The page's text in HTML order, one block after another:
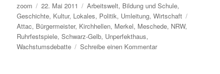
Autor
zoom
Veröffentlicht
am
22. Mai 2011 Kategorien
Arbeitswelt, Bildung und Schule,
Geschichte, Kultur, Lokales, Politik, Umleitung,Wirtschaft
Attac, Bürgermeister, Kirchhellen, Merkel, Meschede, NRW,
Ruhrfestspiele,Schwarz-Gelb, Unperfekthaus,
Wachstumsdebatte
Schreibe einen Kommentarzu